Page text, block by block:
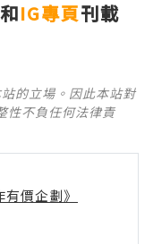
和IG專頁刊載
的立場。因此本站對
性不負任何法律責
價企劃》